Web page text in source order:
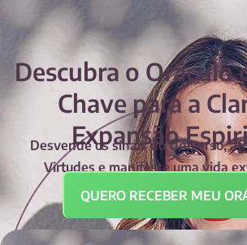
Descubra o Oráculo
Chave para a
Expansão
Desvende os sinais do Universo,
Virtudes e manifeste uma vida
QUERO RECEBER MEU